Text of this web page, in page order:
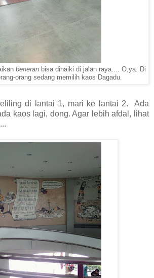
beneran bisa dinaiki di jalan raya.... O,ya. Di
orang sedang memilih kaos Dagadu.
di lantai 1, mari ke lantai 2. Ada
kaos lagi, dong. Agar lebih afdal, lihat